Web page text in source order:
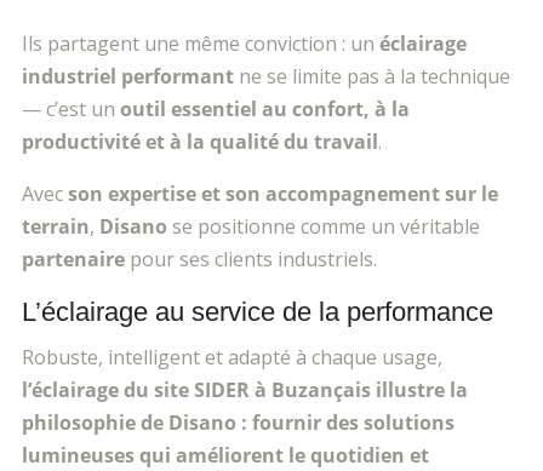
Ils partagent une même conviction : un éclairage
industriel performantne se limite pas à la technique
— c’est un outil essentiel au confort, à la
productivité et à la qualité du travail.
Avecson expertise et son accompagnement sur le
terrain, Disano se positionne comme un véritable
partenairepour ses clients industriels.
L’éclairage au service de la performance
Robuste, intelligent et adapté à chaque usage,
l’éclairage du site SIDER à Buzançais illustre la
philosophie de Disano : fournir des solutions
lumineuses qui améliorent le quotidien et